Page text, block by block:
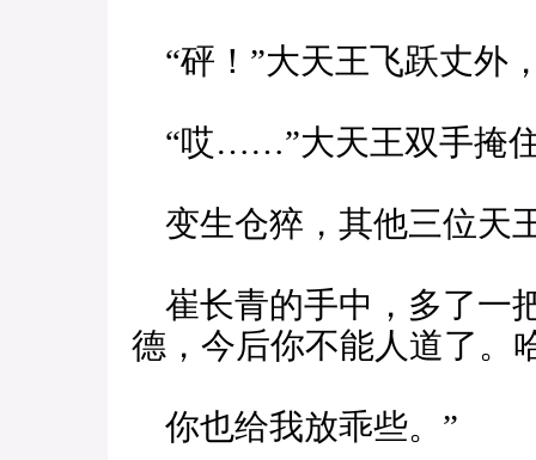
“砰！”大天王飞跃丈外
“哎……”大天王双手掩
变生仓猝，其他三位天
崔长青的手中，多了一
德，今后你不能人道了。
你也给我放乖些。”